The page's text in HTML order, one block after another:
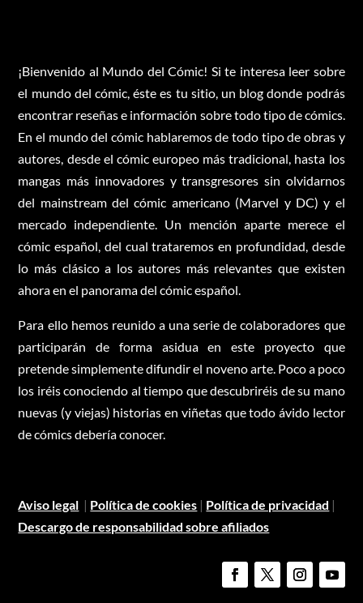
¡Bienvenido al Mundo del Cómic! Si te interesa leer sobre
el mundo del cómic, éste es tu sitio, un blog donde podrás
encontrar reseñas e información sobre todo tipo de cómics.
En el mundo del cómic hablaremos de todo tipo de obras y
autores, desde el cómic europeo más tradicional, hasta los
mangas más innovadores y transgresores sin olvidarnos
del mainstream del cómic americano (Marvel y DC) y el
mercado independiente. Un mención aparte merece el
cómic español, del cual trataremos en profundidad, desde
lo más clásico a los autores más relevantes que existen
ahora en el panorama del cómic español.
Para ello hemos reunido a una serie de colaboradores que
participarán de forma asidua en este proyecto que
pretende simplemente difundir el noveno arte. Poco a poco
los iréis conociendo al tiempo que descubriréis de su mano
nuevas (y viejas) historias en viñetas que todo ávido lector
de cómics debería conocer.
Aviso legal | Política de cookies | Política de privacidad |
Descargo de responsabilidad sobre afiliados